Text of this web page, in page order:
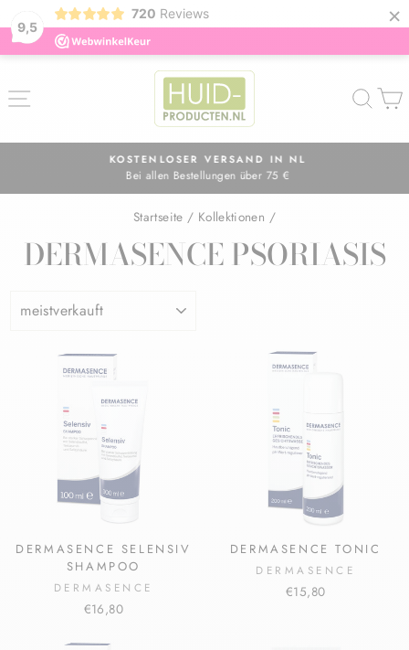
9,5
720 Reviews ×
Inhalt
SEITENNAVIGATION
Pause
KOSTENLOSER VERSAND IN NL
Bei allen Bestellungen über 75 €
Startseite / Kollektionen /
DERMASENCE PSORIASIS
DERMASENCE SELENSIV
SHAMPOO
DERMASENCE
€16,80
DERMASENCE TONIC
DERMASENCE
€15,80